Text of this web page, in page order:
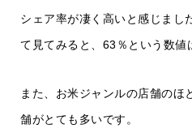
シェア率が凄く高いと感じまし
て見てみると、63％という数値
また、お米ジャンルの店舗の
舗がとても多いです。